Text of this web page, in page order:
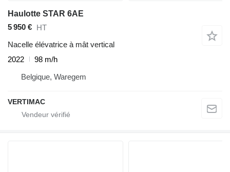
Haulotte STAR 6AE
5 950 € HT
Nacelle élévatrice à mât vertical
2022
98 m/h
Belgique, Waregem
VERTIMAC